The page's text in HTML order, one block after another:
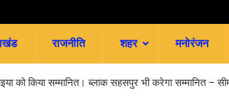
राजनीति शहर मनोरंजन
को किया सम्मानित। ब्लाक सहसपुर भी करेगा सम्मानित –